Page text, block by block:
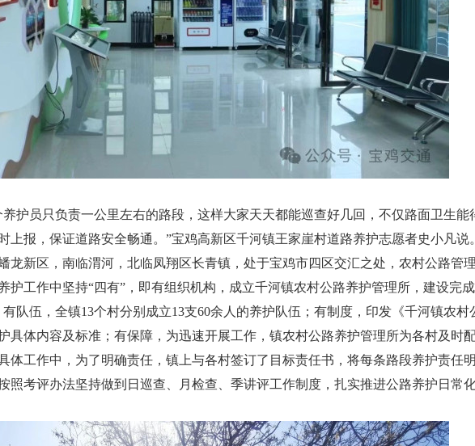
护员只负责一公里左右的路段，这样大家天天都能巡查好几回，不仅路面卫生能
上报，保证道路安全畅通。”宝鸡高新区千河镇王家崖村道路养护志愿者史小凡说。
龙新区，南临渭河，北临凤翔区长青镇，处于宝鸡市四区交汇之处，农村公路管
护工作中坚持“四有”，即有组织机构，成立千河镇农村公路养护管理所，建设完
队伍，全镇13个村分别成立13支60余人的养护队伍；有制度，印发《千河镇农村
具体内容及标准；有保障，为迅速开展工作，镇农村公路养护管理所为各村及时
体工作中，为了明确责任，镇上与各村签订了目标责任书，将每条路段养护责任
照考评办法坚持做到日巡查、月检查、季讲评工作制度，扎实推进公路养护日常